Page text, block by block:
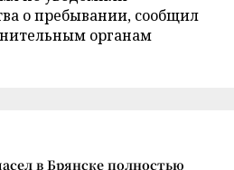
о пребывании, сообщил
органам
в Брянске полностью